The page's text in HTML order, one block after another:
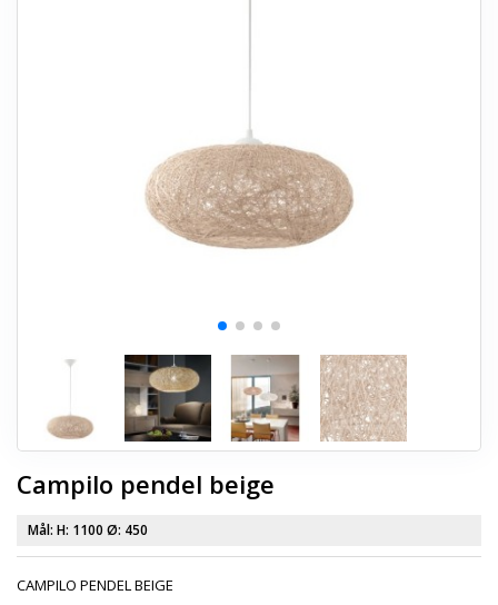
Campilo pendel beige
Mål: H: 1100 Ø: 450
CAMPILO PENDEL BEIGE